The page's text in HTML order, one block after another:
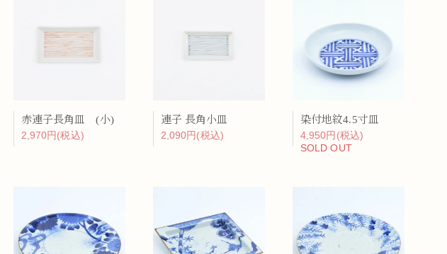
赤連子長角皿 (小)
2,970円(税込)
連子 長角小皿
2,090円(税込)
染付地紋4.5寸皿
4,950円(税込)
SOLD OUT